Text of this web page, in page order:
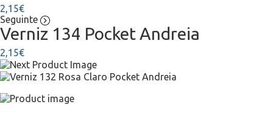
2,15€
Seguinte
Verniz 134 Pocket Andreia
2,15€